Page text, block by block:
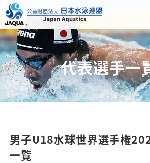
代表選⼿⼀
男子U18水球世界選手権
⼀覧